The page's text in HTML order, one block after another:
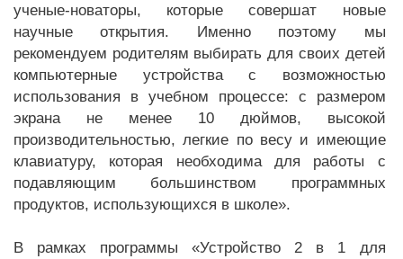
ученые-новаторы, которые совершат новые
научные открытия. Именно поэтому мы
рекомендуем родителям выбирать для своих детей
компьютерные устройства с возможностью
использования в учебном процессе: с размером
экрана не менее 10 дюймов, высокой
производительностью, легкие по весу и имеющие
клавиатуру, которая необходима для работы с
подавляющим большинством программных
продуктов, использующихся в школе».
В рамках программы «Устройство 2 в 1 для